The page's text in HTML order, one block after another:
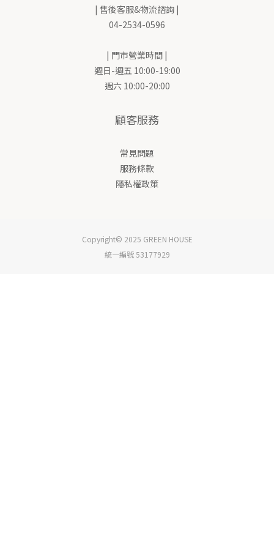
| 售後客服&物流諮詢 |
04-2534-0596
| 門市營業時間 |
週日-週五 10:00-19:00
週六 10:00-20:00
顧客服務
常見問題
服務條款
隱私權政策
Copyright© 2025 GREEN HOUSE
統一編號 53177929